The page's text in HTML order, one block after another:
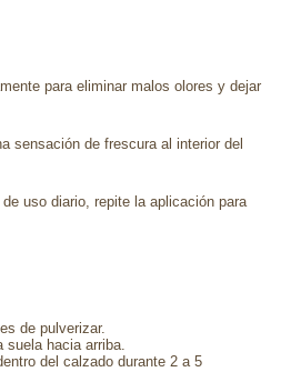
para eliminar malos olores y dejar
sensación de frescura al interior del
uso diario, repite la aplicación para
de pulverizar.
suela hacia arriba.
del calzado durante 2 a 5